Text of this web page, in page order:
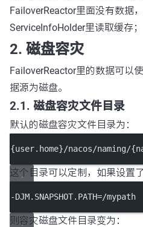
FailoverReactor里面没有数据
ServiceInfoHolder里读取缓存；
2. 磁盘容灾
FailoverReactor里的数据可以
据源为磁盘。
2.1. 磁盘容灾文件目录
默认的磁盘容灾文件目录为：
{user.home}/nacos/naming/
这个目录可以定制，如果设置了
-DJM.SNAPSHOT.PATH=/mypath
则容灾磁盘文件目录变为：